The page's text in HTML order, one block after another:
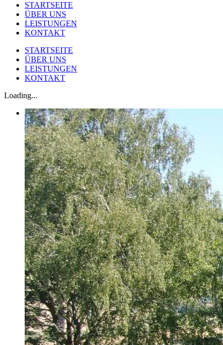
STARTSEITE
ÜBER UNS
LEISTUNGEN
KONTAKT
STARTSEITE
ÜBER UNS
LEISTUNGEN
KONTAKT
Loading...